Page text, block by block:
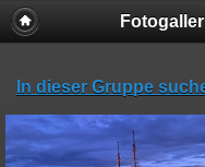
In dieser Gruppe